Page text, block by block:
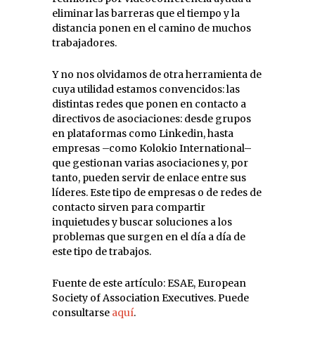
eliminar las barreras que el tiempo y la
distancia ponen en el camino de muchos
trabajadores.
Y no nos olvidamos de otra herramienta de
cuya utilidad estamos convencidos: las
distintas redes que ponen en contacto a
directivos de asociaciones: desde grupos
en plataformas como Linkedin, hasta
empresas –como Kolokio International–
que gestionan varias asociaciones y, por
tanto, pueden servir de enlace entre sus
líderes. Este tipo de empresas o de redes de
contacto sirven para compartir
inquietudes y buscar soluciones a los
problemas que surgen en el día a día de
este tipo de trabajos.
Fuente de este artículo: ESAE, European
Society of Association Executives. Puede
consultarse aquí.